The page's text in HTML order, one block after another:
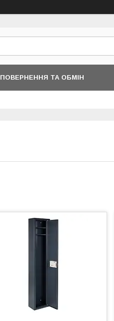
ПОВЕРНЕННЯ ТА ОБМІН